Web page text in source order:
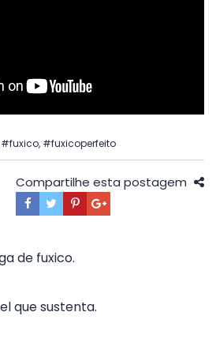
#fuxico, #fuxicoperfeito
Compartilhe esta postagem
de fuxico.
que sustenta.